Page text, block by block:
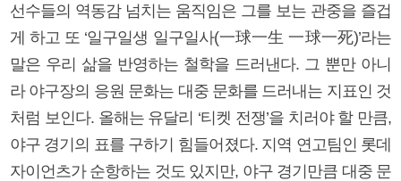
선수들의 역동감 넘치는 움직임은 그를 보는 관중을 즐겁
게 하고 또 ‘일구일생 일구일사(一球一生 一球一死)’라는
말은 우리 삶을 반영하는 철학을 드러낸다. 그 뿐만 아니
라 야구장의 응원 문화는 대중 문화를 드러내는 지표인 것
처럼 보인다. 올해는 유달리 ‘티켓 전쟁’을 치러야 할 만큼,
야구 경기의 표를 구하기 힘들어졌다. 지역 연고팀인 롯데
자이언츠가 순항하는 것도 있지만, 야구 경기만큼 대중 문